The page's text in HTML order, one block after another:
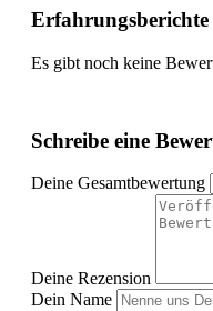
Erfahrungsberichte
Es gibt noch keine
Schreibe eine
Deine Gesamtbewertung
Deine Rezension
Dein Name